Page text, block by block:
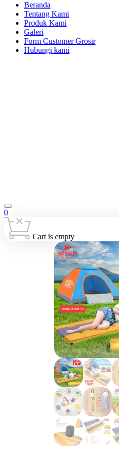
Beranda
Tentang Kami
Produk Kami
Galeri
Form Customer Grosir
Hubungi kami
0
Cart is empty